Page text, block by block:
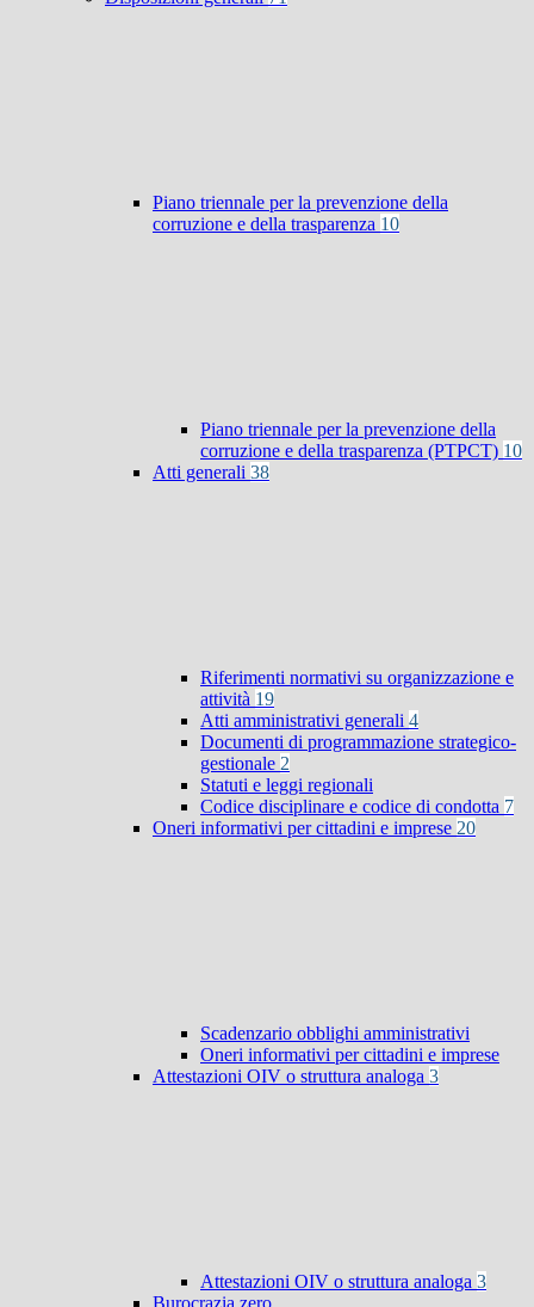
Piano triennale per la prevenzione della
corruzione e della trasparenza 10
Piano triennale per la prevenzione della
corruzione e della trasparenza (PTPCT) 10
Atti generali 38
Riferimenti normativi su organizzazione e
attività 19
Atti amministrativi generali 4
Documenti di programmazione strategico-
gestionale 2
Statuti e leggi regionali
Codice disciplinare e codice di condotta 7
Oneri informativi per cittadini e imprese 20
Scadenzario obblighi amministrativi
Oneri informativi per cittadini e imprese
Attestazioni OIV o struttura analoga 3
Attestazioni OIV o struttura analoga 3